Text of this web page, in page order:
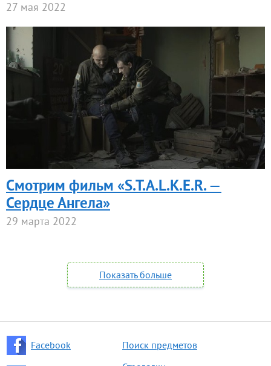
27 мая 2022
Смотрим фильм «S.T.A.L.K.E.R. —
Сердце Ангела»
29 марта 2022
Показать больше
Facebook
Поиск предметов